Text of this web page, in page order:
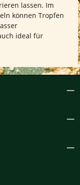
lassen. Im
können Tropfen
ideal für